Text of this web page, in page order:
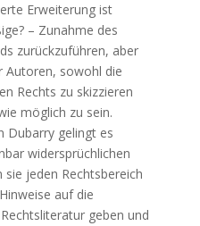
Erweiterung ist
– Zunahme des
zurückzuführen, aber
Autoren, sowohl die
Rechts zu skizzieren
möglich zu sein.
Dubarry gelingt es
widersprüchlichen
jeden Rechtsbereich
auf die
geben und